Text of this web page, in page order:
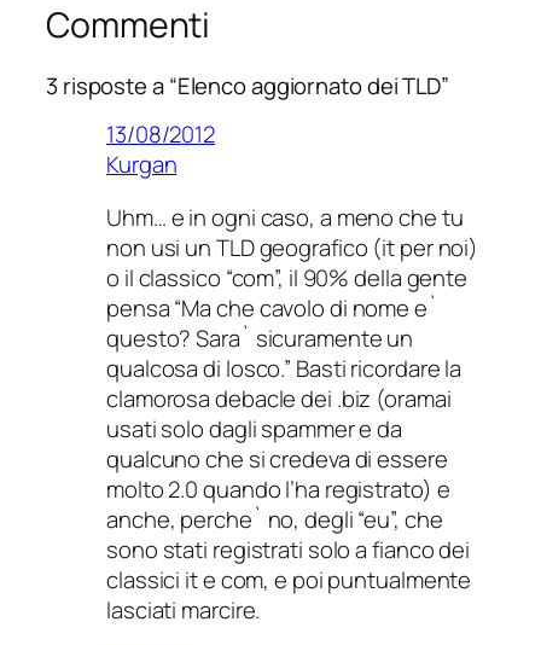
Commenti
3 risposte a “Elenco aggiornato dei TLD”
13/08/2012
Kurgan
Uhm… e in ogni caso, a meno che tu
non usi un TLD geografico (it per noi)
o il classico “com”, il 90% della gente
pensa “Ma che cavolo di nome e`
questo? Sara` sicuramente un
qualcosa di losco.” Basti ricordare la
clamorosa debacle dei .biz (oramai
usati solo dagli spammer e da
qualcuno che si credeva di essere
molto 2.0 quando l’ha registrato) e
anche, perche` no, degli “eu”, che
sono stati registrati solo a fianco dei
classici it e com, e poi puntualmente
lasciati marcire.